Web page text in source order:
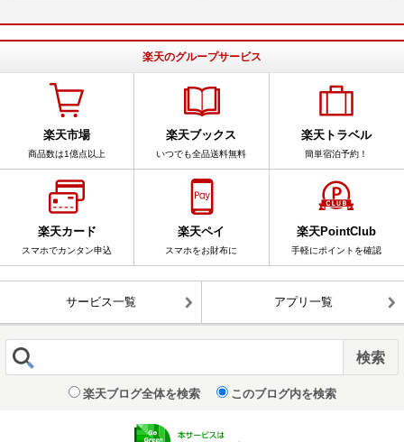
楽天のグループサービス
楽天市場
商品数は1億点以上
楽天ブックス
いつでも全品送料無料
楽天トラベル
簡単宿泊予約！
楽天カード
スマホでカンタン申込
楽天ペイ
スマホをお財布に
楽天PointClub
手軽にポイントを確認
サービス一覧 アプリ一覧
楽天ブログ全体を検索 このブログ内を検索